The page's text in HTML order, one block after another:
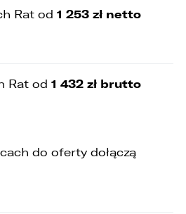
Rat od 1 253 zł netto
Rat od 1 432 zł brutto
do oferty dołączą
ZASTĄP